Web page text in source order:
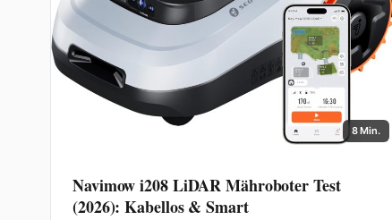
8 Min.
Navimow i208 LiDAR Mähroboter Test
(2026): Kabellos & Smart